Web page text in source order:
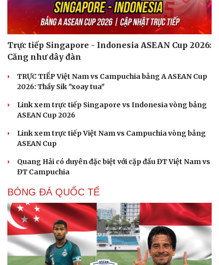
Cải chính
Trực tiếp Singapore - Indonesia ASEAN Cup 2026:
Căng như dây đàn
TRỰC TIẾP Việt Nam vs Campuchia bảng A ASEAN Cup
2026: Thầy Sik "xoay tua"
Link xem trực tiếp Singapore vs Indonesia vòng bảng
ASEAN Cup 2026
Link xem trực tiếp Việt Nam vs Campuchia vòng bảng
ASEAN Cup
Quang Hải có duyên đặc biệt với cặp đấu ĐT Việt Nam vs
ĐT Campuchia
BÓNG ĐÁ QUỐC TẾ